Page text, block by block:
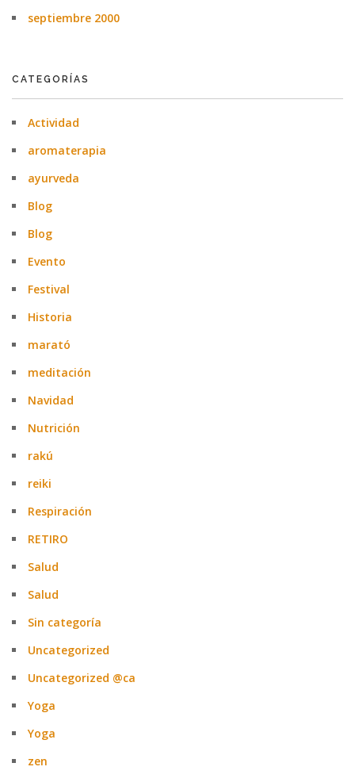
septiembre 2000
CATEGORÍAS
Actividad
aromaterapia
ayurveda
Blog
Blog
Evento
Festival
Historia
marató
meditación
Navidad
Nutrición
rakú
reiki
Respiración
RETIRO
Salud
Salud
Sin categoría
Uncategorized
Uncategorized @ca
Yoga
Yoga
zen